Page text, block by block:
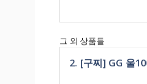
그 외 상품들
2. [구찌] GG 울